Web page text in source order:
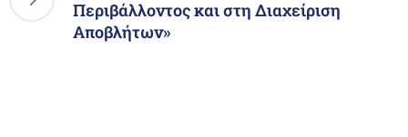
Περιβάλλοντος και στη Διαχείριση
Αποβλήτων»